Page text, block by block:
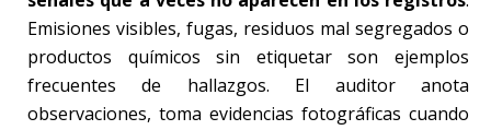
Emisiones visibles, fugas, residuos mal segregados o
productos químicos sin etiquetar son ejemplos
frecuentes de hallazgos. El auditor anota
observaciones, toma evidencias fotográficas cuando